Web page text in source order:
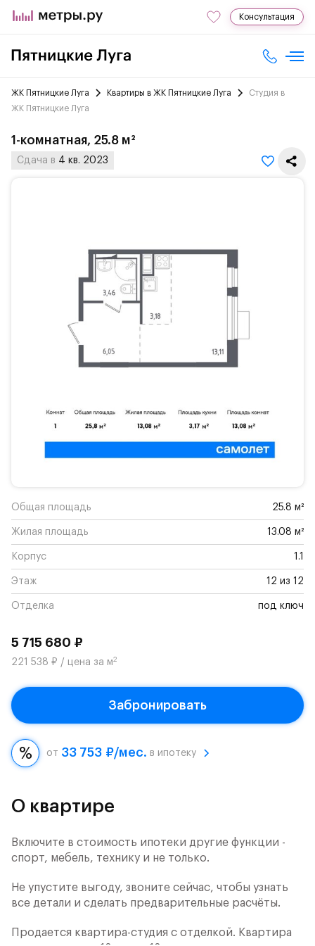
Консультация
ЖК Пятницкие Луга Квартиры в ЖК Пятницкие Луга
Студия в
ЖК Пятницкие Луга
1-комнатная, 25.8 м²
Сдача в 4 кв. 2023
Общая площадь 25.8 м²
Жилая площадь 13.08 м²
Корпус 1.1
Этаж 12 из 12
Отделка под ключ
5 715 680 ₽
221 538 ₽ / цена за м2
Забронировать
от 33 753 ₽/мес. в ипотеку
О квартире
Включите в стоимость ипотеки другие функции -
спорт, мебель, технику и не только.
Не упустите выгоду, звоните сейчас, чтобы узнать
все детали и сделать предварительные расчёты.
Продается квартира-студия с отделкой. Квартира